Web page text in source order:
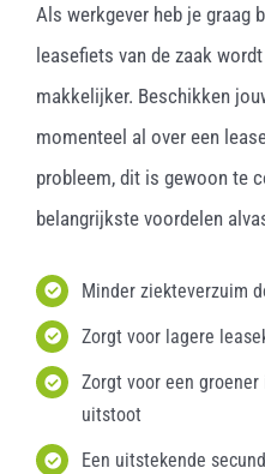
Als werkgever heb je graag
leasefiets van de zaak
makkelijker. Beschikken
momenteel al over een
probleem, dit is gewoon te
belangrijkste voordelen
Minder ziekteverzuim
Zorgt voor lagere
Zorgt voor een groener
uitstoot
Een uitstekende